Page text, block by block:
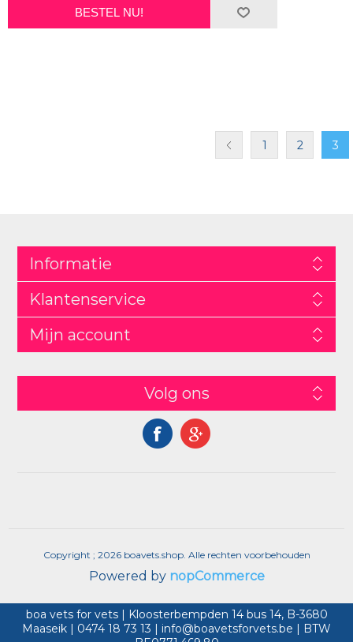
BESTEL NU!
1 2 3
Informatie
Klantenservice
Mijn account
Volg ons
Copyright ; 2026 boavets.shop. Alle rechten voorbehouden
Powered by nopCommerce
boa vets for vets | Kloosterbempden 14 bus 14, B-3680
Maaseik | 0474 18 73 13 | info@boavetsforvets.be | BTW